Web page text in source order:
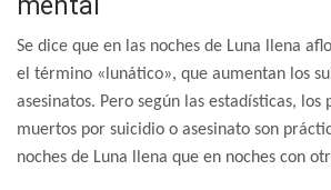
Se dice que en las noches de Luna llena
el término «lunático», que aumentan los
asesinatos. Pero según las estadísticas, los
muertos por suicidio o asesinato son
noches de Luna llena que en noches con